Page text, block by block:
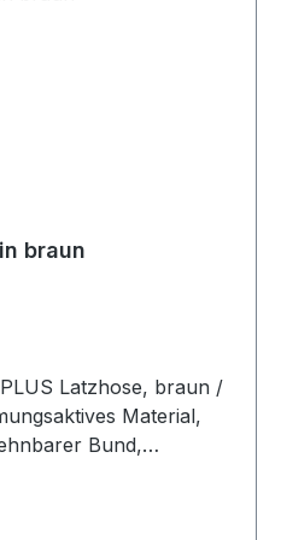
braun
braun /
Material,
Bund,